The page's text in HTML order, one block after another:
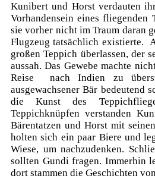
Kunibert und Horst verdauten
Vorhandensein eines fliegenden
sie vorher nicht im Traum daran
Flugzeug tatsächlich existierte.
großen Teppich überlassen, der
aussah. Das Gewebe machte
Reise nach Indien zu
ausgewachsener Bär bedeutend
die Kunst des
Teppichknüpfen verstanden
Bärentatzen und Horst mit
holten sich ein paar Biere und
Wiese, um nachzudenken.
sollten Gundi fragen. Immerhin
dort stammen die Geschichten